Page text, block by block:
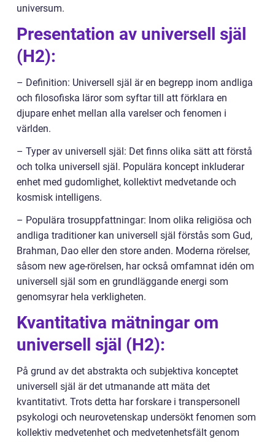
universum.
Presentation av universell själ
(H2):
– Definition: Universell själ är en begrepp inom andliga
och filosofiska läror som syftar till att förklara en
djupare enhet mellan alla varelser och fenomen i
världen.
– Typer av universell själ: Det finns olika sätt att förstå
och tolka universell själ. Populära koncept inkluderar
enhet med gudomlighet, kollektivt medvetande och
kosmisk intelligens.
– Populära trosuppfattningar: Inom olika religiösa och
andliga traditioner kan universell själ förstås som Gud,
Brahman, Dao eller den store anden. Moderna rörelser,
såsom new age-rörelsen, har också omfamnat idén om
universell själ som en grundläggande energi som
genomsyrar hela verkligheten.
Kvantitativa mätningar om
universell själ (H2):
På grund av det abstrakta och subjektiva konceptet
universell själ är det utmanande att mäta det
kvantitativt. Trots detta har forskare i transpersonell
psykologi och neurovetenskap undersökt fenomen som
kollektiv medvetenhet och medvetenhetsfält genom